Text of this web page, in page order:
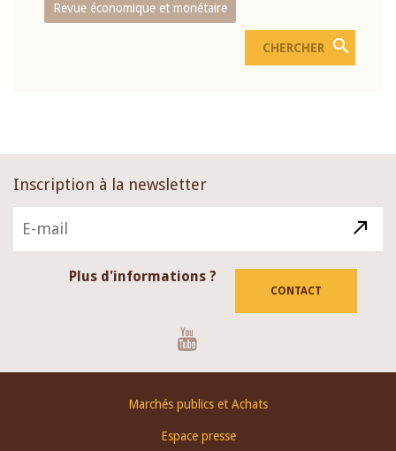
Revue économique et monétaire
Inscription à la newsletter
Plus d'informations ?
CONTACT
Marchés publics et Achats
Espace presse